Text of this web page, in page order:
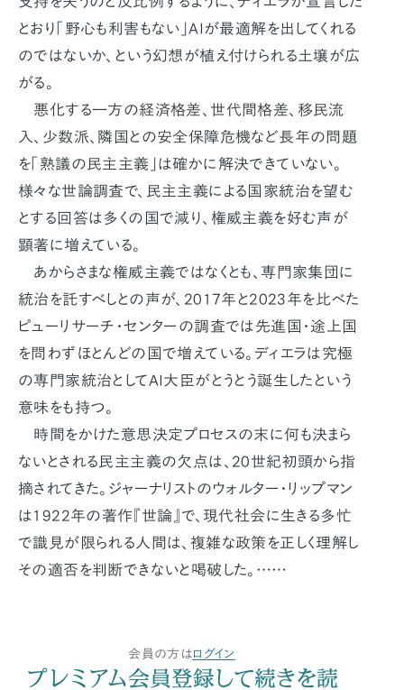
とおり「野心も利害もない」AIが最適解を出してくれる
のではないか、という幻想が植え付けられる土壌が広
がる。
悪化する一方の経済格差、世代間格差、移民流
入、少数派、隣国との安全保障危機など長年の問題
を「熟議の民主主義」は確かに解決できていない。
様々な世論調査で、民主主義による国家統治を望む
とする回答は多くの国で減り、権威主義を好む声が
顕著に増えている。
あからさまな権威主義ではなくとも、専門家集団に
統治を託すべしとの声が、2017年と2023年を比べた
ピューリサーチ・センターの調査では先進国・途上国
を問わずほとんどの国で増えている。ディエラは究極
の専門家統治としてAI大臣がとうとう誕生したという
意味をも持つ。
時間をかけた意思決定プロセスの末に何も決まら
ないとされる民主主義の欠点は、20世紀初頭から指
摘されてきた。ジャーナリストのウォルター・リップマン
は1922年の著作『世論』で、現代社会に生きる多忙
で識見が限られる人間は、複雑な政策を正しく理解し
その適否を判断できないと喝破した。……
会員の方はログイン
プレミアム会員登録して続きを読